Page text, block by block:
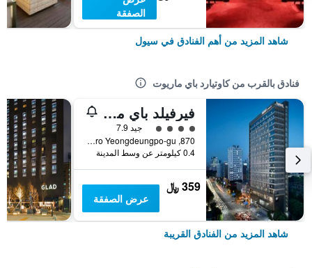
الصفقة
شاهد المزيد من أهم الفنادق في سيول
فنادق بالقرب من كاوتيارد باي ماريوت
فيرفيلد باي ماريوت سول
تقييم فئة 4
جيد 7.9
870, Gyeongin-ro Yeongdeungpo-gu, سيول, كوريا الجنوبية
0.4 كيلومتر عن وسط المدينة
359 ﷼
عرض الصفقة
شاهد المزيد من الفنادق القريبة